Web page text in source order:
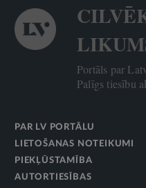
Portāls par
Palīgs tiesību
PAR LV PORTĀLU
LIETOŠANAS NOTEIKUMI
PIEKĻŪSTAMĪBA
AUTORTIESĪBAS